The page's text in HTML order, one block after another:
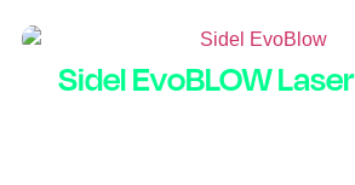
Sidel EvoBLOW Laser